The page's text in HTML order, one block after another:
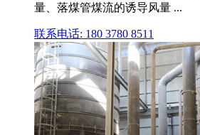
量、落煤管煤流的诱导风量 ...
联系电话: 180 3780 8511